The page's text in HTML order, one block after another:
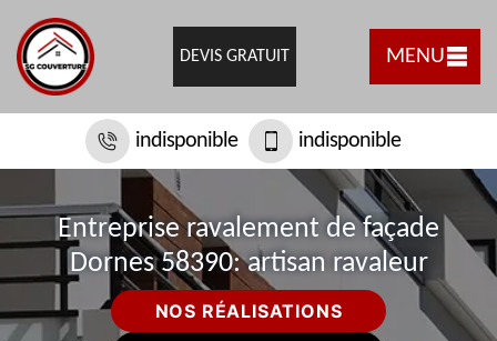
DEVIS GRATUIT MENU
indisponible indisponible
Entreprise ravalement de façade
Dornes 58390: artisan ravaleur
NOS RÉALISATIONS